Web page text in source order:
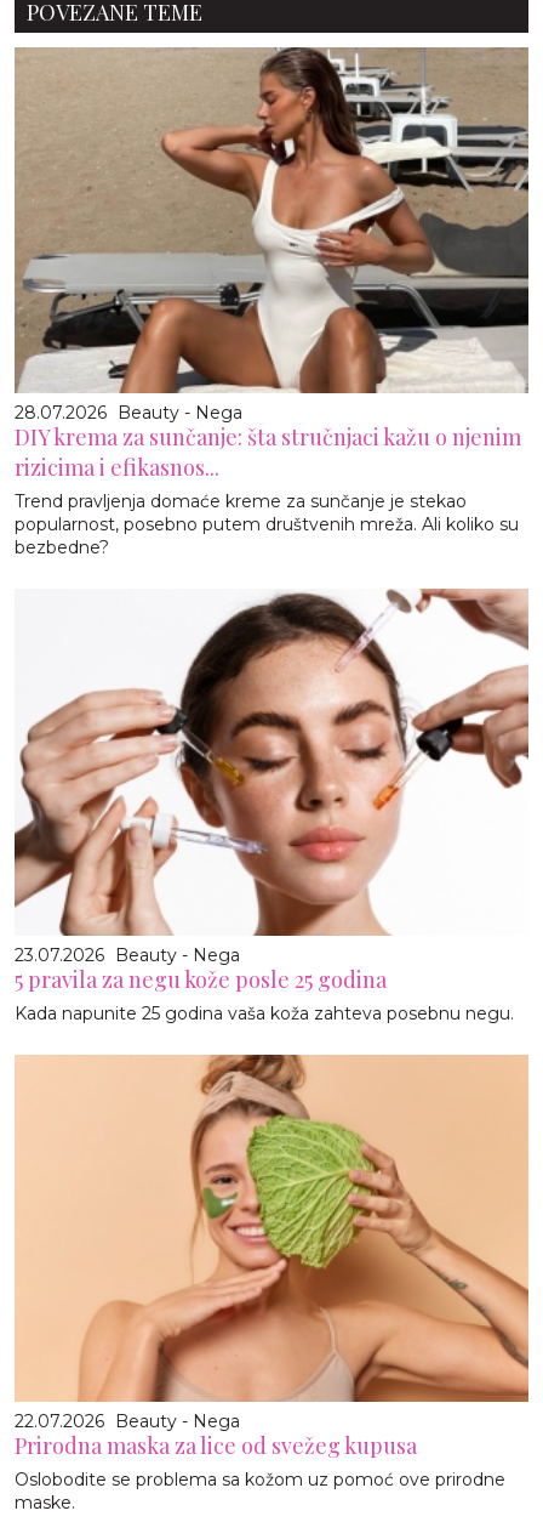
POVEZANE TEME
28.07.2026 Beauty - Nega
DIY krema za sunčanje: šta stručnjaci kažu o njenim
rizicima i efikasnos...
Trend pravljenja domaće kreme za sunčanje je stekao
popularnost, posebno putem društvenih mreža. Ali koliko su
bezbedne?
23.07.2026 Beauty - Nega
5 pravila za negu kože posle 25 godina
Kada napunite 25 godina vaša koža zahteva posebnu negu.
22.07.2026 Beauty - Nega
Prirodna maska za lice od svežeg kupusa
Oslobodite se problema sa kožom uz pomoć ove prirodne
maske.